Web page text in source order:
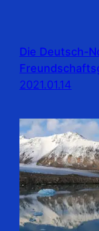
Die Deutsch-
2021.01.14